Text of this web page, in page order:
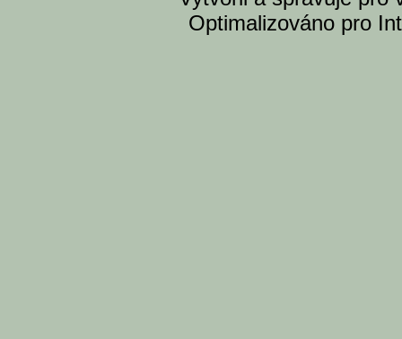
Optimalizováno pro